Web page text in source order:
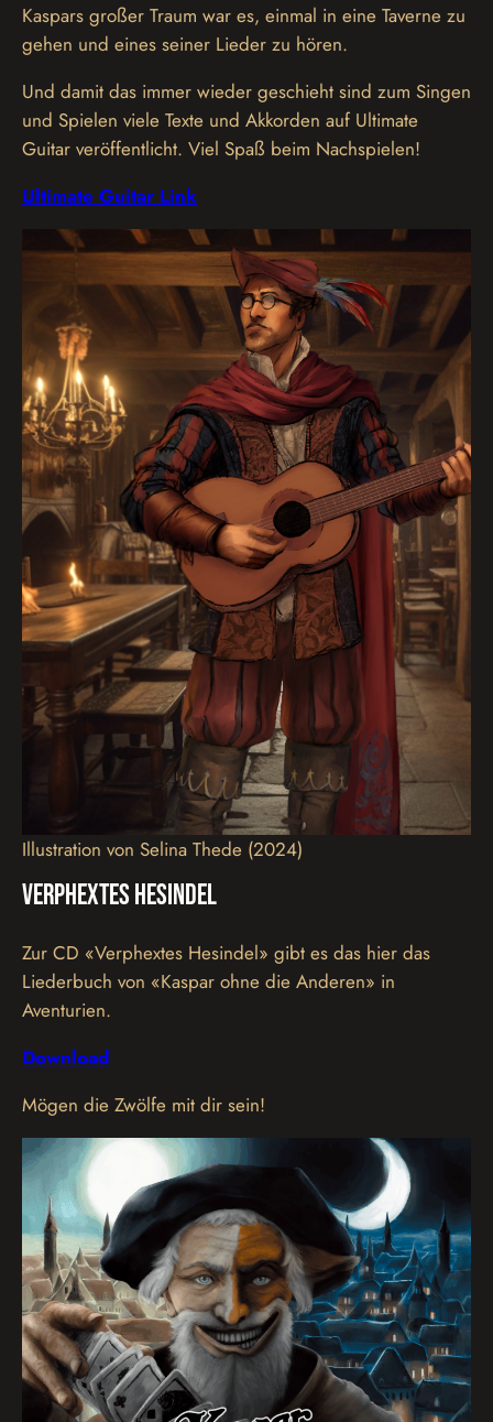
Kaspars großer Traum war es, einmal in eine Taverne zu
gehen und eines seiner Lieder zu hören.
Und damit das immer wieder geschieht sind zum Singen
und Spielen viele Texte und Akkorden auf Ultimate
Guitar veröffentlicht. Viel Spaß beim Nachspielen!
Ultimate Guitar Link
Illustration von Selina Thede (2024)
Verphextes Hesindel
Zur CD «Verphextes Hesindel» gibt es das hier das
Liederbuch von «Kaspar ohne die Anderen» in
Aventurien.
Download
Mögen die Zwölfe mit dir sein!